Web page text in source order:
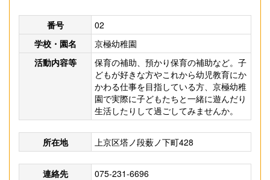
番号
02
学校・園名
京極幼稚園
活動内容等
保育の補助、預かり保育の補助など。子
どもが好きな方やこれから幼児教育にか
かわる仕事を目指している方、京極幼稚
園で実際に子どもたちと一緒に遊んだり
生活したりして過ごしてみませんか。
所在地 上京区塔ノ段薮ノ下町428
連絡先 075-231-6696